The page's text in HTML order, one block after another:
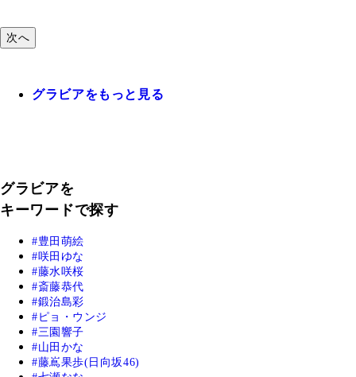
次へ
グラビアをもっと見る
グラビアを
キーワードで探す
豊田萌絵
咲田ゆな
藤水咲桜
斎藤恭代
鍛治島彩
ピョ・ウンジ
三園響子
山田かな
藤嶌果歩(日向坂46)